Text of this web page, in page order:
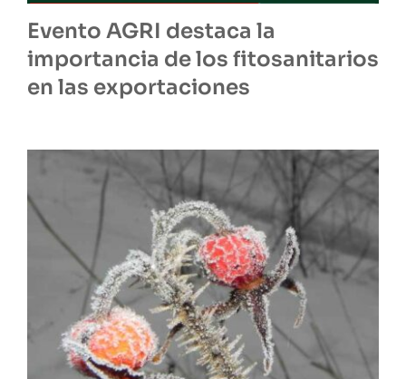
Evento AGRI destaca la
importancia de los fitosanitarios
en las exportaciones